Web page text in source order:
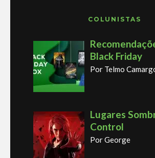
COLUNISTAS
Black Friday
Por Telmo
Lugares
Control
Por George